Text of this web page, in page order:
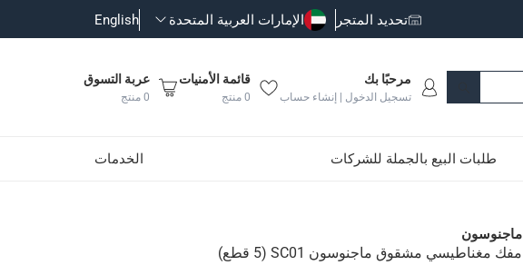
تحديد المتجر الإمارات العربية المتحدة English
مرحبًا بك
تسجيل الدخول | إنشاء حساب
قائمة الأمنيات
0 منتج
عربة التسوق
0 منتج
طلبات البيع بالجملة للشركات الخدمات
ماجنوسون
مفك مغناطيسي مشقوق ماجنوسون SC01 (5 قطع)